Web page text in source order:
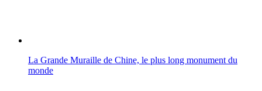
La Grande Muraille de Chine, le plus long monument du
monde